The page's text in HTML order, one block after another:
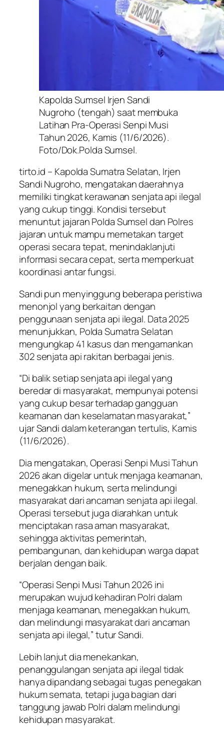
Kapolda Sumsel Irjen Sandi
Nugroho (tengah) saat membuka
Latihan Pra-Operasi Senpi Musi
Tahun 2026, Kamis (11/6/2026).
Foto/Dok.Polda Sumsel.
tirto.id – Kapolda Sumatra Selatan, Irjen
Sandi Nugroho, mengatakan daerahnya
memiliki tingkat kerawanan senjata api ilegal
yang cukup tinggi. Kondisi tersebut
menuntut jajaran Polda Sumsel dan Polres
jajaran untuk mampu memetakan target
operasi secara tepat, menindaklanjuti
informasi secara cepat, serta memperkuat
koordinasi antar fungsi.
Sandi pun menyinggung beberapa peristiwa
menonjol yang berkaitan dengan
penggunaan senjata api ilegal. Data 2025
menunjukkan, Polda Sumatra Selatan
mengungkap 41 kasus dan mengamankan
302 senjata api rakitan berbagai jenis.
“Di balik setiap senjata api ilegal yang
beredar di masyarakat, mempunyai potensi
yang cukup besar terhadap gangguan
keamanan dan keselamatan masyarakat,”
ujar Sandi dalam keterangan tertulis, Kamis
(11/6/2026).
Dia mengatakan, Operasi Senpi Musi Tahun
2026 akan digelar untuk menjaga keamanan,
menegakkan hukum, serta melindungi
masyarakat dari ancaman senjata api ilegal.
Operasi tersebut juga diarahkan untuk
menciptakan rasa aman masyarakat,
sehingga aktivitas pemerintah,
pembangunan, dan kehidupan warga dapat
berjalan dengan baik.
“Operasi Senpi Musi Tahun 2026 ini
merupakan wujud kehadiran Polri dalam
menjaga keamanan, menegakkan hukum,
dan melindungi masyarakat dari ancaman
senjata api ilegal,” tutur Sandi.
Lebih lanjut dia menekankan,
penanggulangan senjata api ilegal tidak
hanya dipandang sebagai tugas penegakan
hukum semata, tetapi juga bagian dari
tanggung jawab Polri dalam melindungi
kehidupan masyarakat.